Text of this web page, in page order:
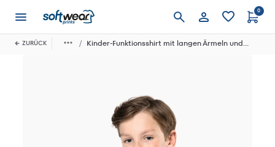
Anmelden
0
ZURÜCK Kinder-Funktionsshirt mit langen Ärmeln und UV-Schutz